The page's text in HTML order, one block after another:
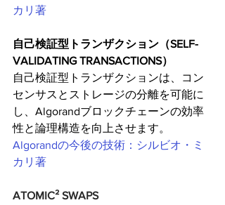
カリ著
自己検証型トランザクション（SELF-
VALIDATING TRANSACTIONS）
自己検証型トランザクションは、コン
センサスとストレージの分離を可能に
し、Algorandブロックチェーンの効率
性と論理構造を向上させます。
Algorandの今後の技術：シルビオ・ミ
カリ著
ATOMIC² SWAPS